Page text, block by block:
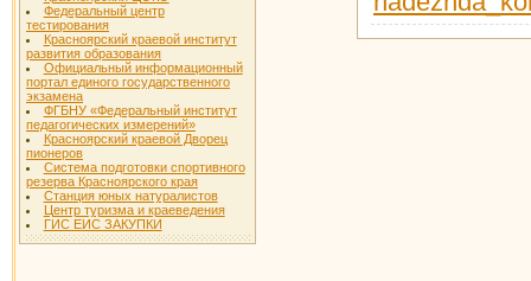
Федеральный центр
тестирования
Красноярский краевой институт
развития образования
Официальный информационный
портал единого государственного
экзамена
ФГБНУ «Федеральный институт
педагогических измерений»
Красноярский краевой Дворец
пионеров
Система подготовки спортивного
резерва Красноярского края
Станция юных натуралистов
Центр туризма и краеведения
ГИС ЕИС ЗАКУПКИ